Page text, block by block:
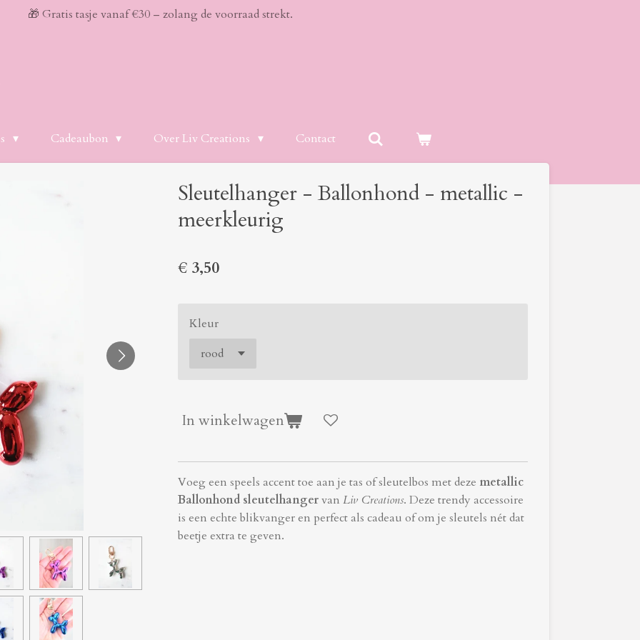
🎁 Gratis tasje vanaf €30 – zolang de voorraad strekt.
Cadeaubon Over Liv Creations Contact
Sleutelhanger - Ballonhond - metallic -
meerkleurig
€ 3,50
Kleur
In winkelwagen
Voeg een speels accent toe aan je tas of sleutelbos met deze metallic
Ballonhond sleutelhangervan Liv Creations. Deze trendy accessoire
is een echte blikvanger en perfect als cadeau of om je sleutels nét dat
beetje extra te geven.